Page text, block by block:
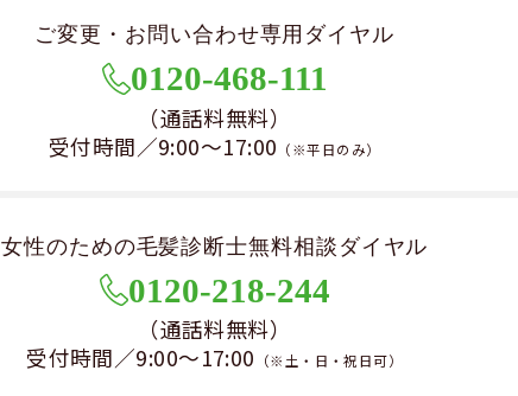
ご変更・お問い合わせ専用ダイヤル
0120-468-111
（通話料無料）
受付時間／9:00～17:00 （※平日のみ）
女性のための毛髪診断士無料相談ダイヤル
0120-218-244
（通話料無料）
受付時間／9:00～17:00
（※土・日・祝日可）